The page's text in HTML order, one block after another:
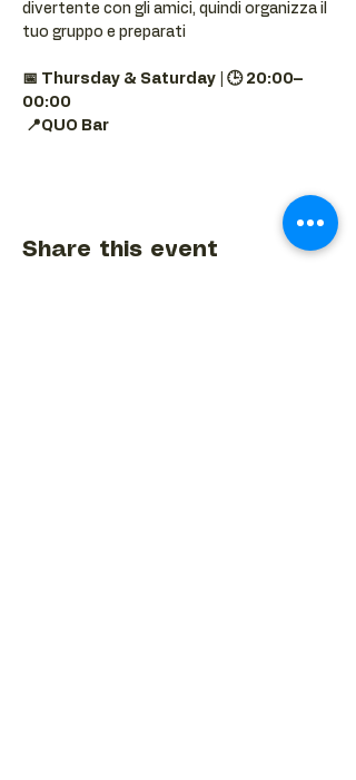
divertente con gli amici, quindi organizza il
tuo gruppo e preparati
📅 Thursday & Saturday | 🕒 20:00–
00:00
📍QUO Bar
Share this event